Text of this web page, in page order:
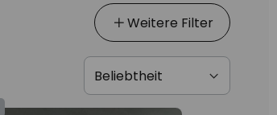
Weitere Filter